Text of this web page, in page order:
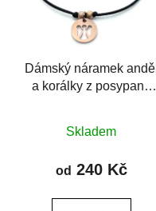
Dámský náramek anděl
a korálky z posypané
Skladem
od 240 Kč